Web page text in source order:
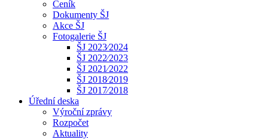
Ceník
Dokumenty ŠJ
Akce ŠJ
Fotogalerie ŠJ
ŠJ 2023⁄2024
ŠJ 2022⁄2023
ŠJ 2021⁄2022
ŠJ 2018⁄2019
ŠJ 2017⁄2018
Úřední deska
Výroční zprávy
Rozpočet
Aktuality